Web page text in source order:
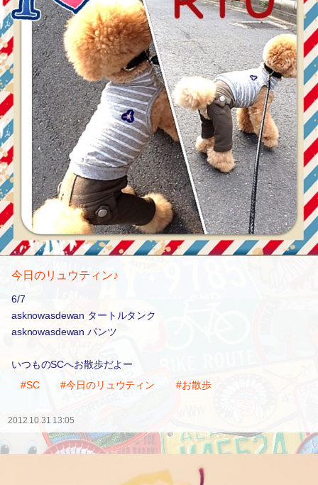
今日のリュウティン♪
6/7
asknowasdewan タートルタンク
asknowasdewan パンツ
いつものSCへお散歩だよー
#SC
#今日のリュウティン #お散歩
2012.10.31 13:05